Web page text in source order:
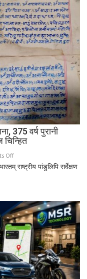
200
साल
बाद
भी
क्यों
बसा
राजस्थान
का
सबसे
रहस्यमयी
गांव?
375 वर्ष पुरानी
चिन्हित
Offon
कबीरधाम
इतिहास
का
अनमोल
खजाना,
375
वर्ष
पुरानी
तालपत्र
राष्ट्रीय पांडुलिपि सर्वेक्षण